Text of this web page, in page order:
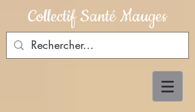
Collectif Santé Mauges